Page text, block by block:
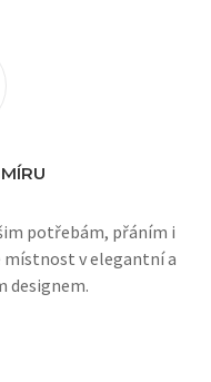
potřebám, přáním i
v elegantní a
designem.